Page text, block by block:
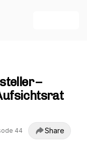
–
44 Share